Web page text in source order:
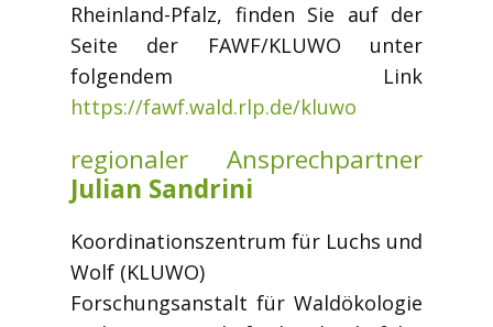
Rheinland-Pfalz, finden Sie auf der
Seite der FAWF/KLUWO unter
folgendem Link
https://fawf.wald.rlp.de/kluwo
regionaler Ansprechpartner
Julian Sandrini
Koordinationszentrum für Luchs und
Wolf (KLUWO)
Forschungsanstalt für Waldökologie